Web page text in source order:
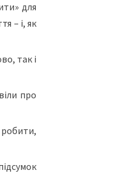
для
– і, як
так і
про
робити,